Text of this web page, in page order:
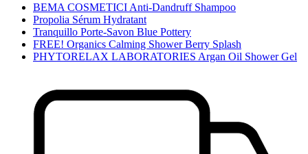
BEMA COSMETICI Anti-Dandruff Shampoo
Propolia Sérum Hydratant
Tranquillo Porte-Savon Blue Pottery
FREE! Organics Calming Shower Berry Splash
PHYTORELAX LABORATORIES Argan Oil Shower Gel